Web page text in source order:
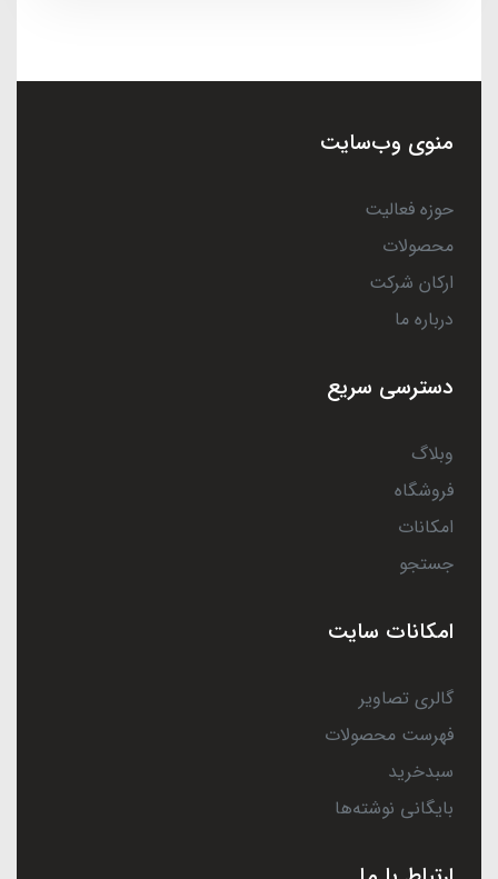
منوی وب‌سایت
حوزه فعالیت
محصولات
ارکان شرکت
درباره ما
دسترسی سریع
وبلاگ
فروشگاه
امکانات
جستجو
امکانات سایت
گالری تصاویر
فهرست محصولات
سبدخرید
بایگانی نوشته‌ها